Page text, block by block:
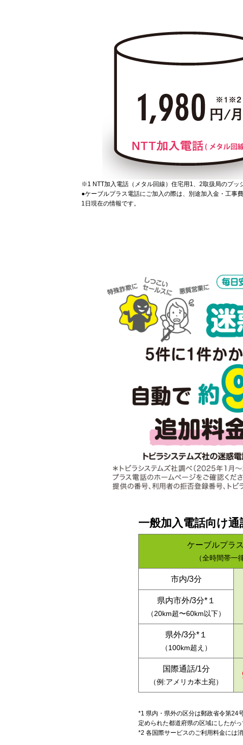
※1 NTT加入電話（メタル回線）住宅用1、2取扱局のプッ
●ケーブルプラス電話にご加入の際は、別途加入金・工事
1日現在の情報です。
一般加入電話向け
ケーブルプラ
（全時間帯一
市内/3分
県内市外/3分*１
（20km超〜60km以下）
県外/3分*１
（100km超え）
国際通話/1分
（例:アメリカ本土宛）
*1 県内・県外の区分は郵政省令第24
定められた都道府県の区域にしたが
*2 各国際サービスのご利用料金には